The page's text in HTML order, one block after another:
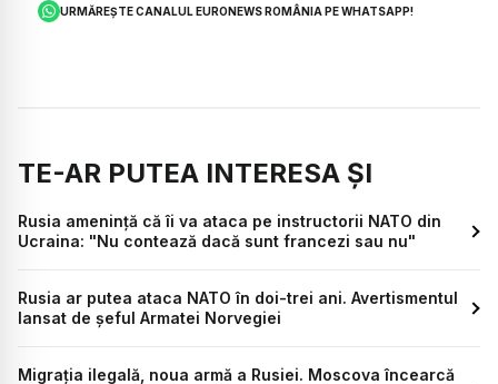
URMĂREȘTE CANALUL EURONEWS ROMÂNIA PE WHATSAPP!
TE-AR PUTEA INTERESA ȘI
Rusia amenință că îi va ataca pe instructorii NATO din
Ucraina: "Nu contează dacă sunt francezi sau nu"
Rusia ar putea ataca NATO în doi-trei ani. Avertismentul
lansat de șeful Armatei Norvegiei
Migrația ilegală, noua armă a Rusiei. Moscova încearcă